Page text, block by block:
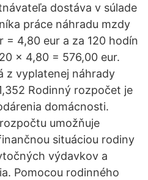
dostáva v súlade
práce náhradu mzdy
= 4,80 eur a za 120 hodín
x 4,80 = 576,00 eur.
z vyplatenej náhrady
Rodinný rozpočet je
domácnosti.
umožňuje
situáciou rodiny
výdavkov a
Pomocou rodinného